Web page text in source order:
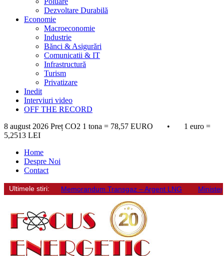
Dezvoltare Durabilă
Economie
Macroeconomie
Industrie
Bănci & Asigurări
Comunicatii & IT
Infrastructură
Turism
Privatizare
Inedit
Interviuri video
OFF THE RECORD
8 august 2026 Preț CO2 1 tona = 78,57 EURO • 1 euro =
5,2513 LEI
Home
Despre Noi
Contact
Ultimele stiri: Memorandum Transgaz – Argent LNG